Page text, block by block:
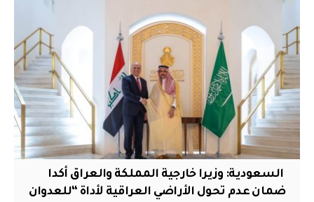
‏ السعودية: وزيرا خارجية المملكة والعراق أكدا
ضمان عدم تحول الأراضي العراقية لأداة “للعدوان